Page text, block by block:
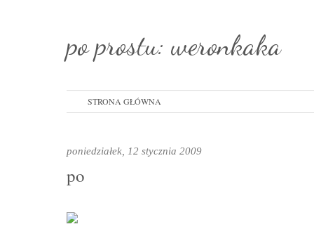
po prostu: weronkaka
STRONA GŁÓWNA
poniedziałek, 12 stycznia 2009
po